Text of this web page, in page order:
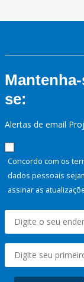
se:
Alertas de email
Concordo com os
dados pessoais
assinar as